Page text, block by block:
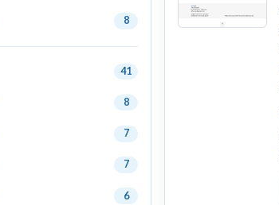
8
41
8
7
7
6